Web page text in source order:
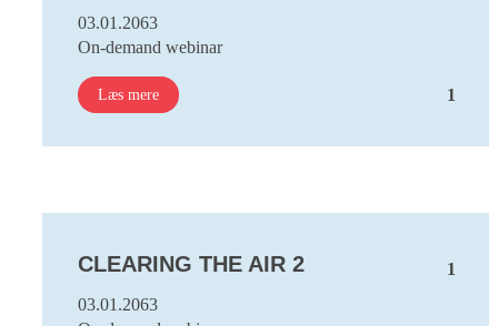
1
03.01.2063
On-demand webinar
Læs mere
1
CLEARING THE AIR 2
03.01.2063